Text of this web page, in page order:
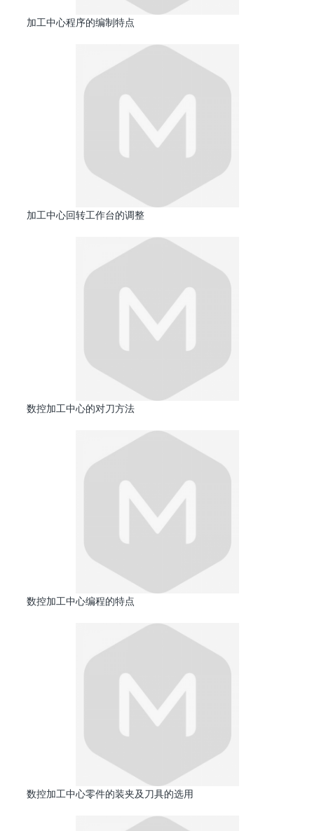
加工中心程序的编制特点
加工中心回转工作台的调整
数控加工中心的对刀方法
数控加工中心编程的特点
数控加工中心零件的装夹及刀具的选用